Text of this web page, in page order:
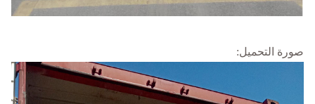
صورة التحميل: